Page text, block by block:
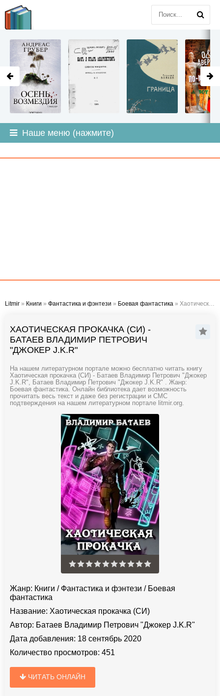
Наше меню (нажмите)
Litmir » Книги » Фантастика и фэнтези » Боевая фантастика » Хаотическая прокачка (СИ) - Батаев Владимир Петрович "Джокер J.K.R"
ХАОТИЧЕСКАЯ ПРОКАЧКА (СИ) -
БАТАЕВ ВЛАДИМИР ПЕТРОВИЧ
"ДЖОКЕР J.K.R"
На нашем литературном портале можно бесплатно читать книгу
Хаотическая прокачка (СИ) - Батаев Владимир Петрович "Джокер
J.K.R", Батаев Владимир Петрович "Джокер J.K.R" . Жанр:
Боевая фантастика. Онлайн библиотека дает возможность
прочитать весь текст и даже без регистрации и СМС
подтверждения на нашем литературном портале litmir.org.
Жанр: Книги / Фантастика и фэнтези / Боевая
фантастика
Название: Хаотическая прокачка (СИ)
Автор: Батаев Владимир Петрович "Джокер J.K.R"
Дата добавления: 18 сентябрь 2020
Количество просмотров: 451
ЧИТАТЬ ОНЛАЙН
LITMIR.ORG